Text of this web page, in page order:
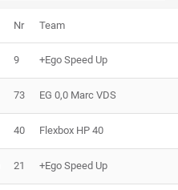
Nr Team
9 +Ego Speed Up
73 EG 0,0 Marc VDS
40 Flexbox HP 40
21 +Ego Speed Up